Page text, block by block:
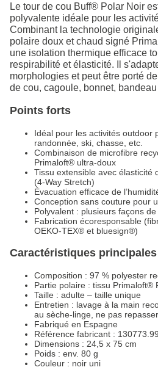
Le tour de cou Buff® Polar Noir
polyvalente idéale pour les
Combinant la technologie
polaire doux et chaud signé
une isolation thermique efficace
respirabilité et élasticité. Il
morphologies et peut être porté
de cou, cagoule, bonnet,
Points forts
Idéal pour les activités outdoor
randonnée, ski, chasse, etc.
Combinaison de microfibre
Primaloft® ultra-doux
Tissu extensible avec élasticité
(4-Way Stretch)
Évacuation efficace de
Conception sans couture pour
Polyvalent : plusieurs façons
Fabrication écoresponsable
OEKO-TEX® et bluesign®)
Caractéristiques principales
Composition : 97 % polyester
Partie polaire : tissu Primaloft®
Taille : adulte – taille unique
Entretien : lavage à la main
au sèche-linge, ne pas repasser
Fabriqué en Espagne
Référence fabricant :
Dimensions : 24,5 x 75 cm
Poids : env. 80 g
Couleur : noir uni